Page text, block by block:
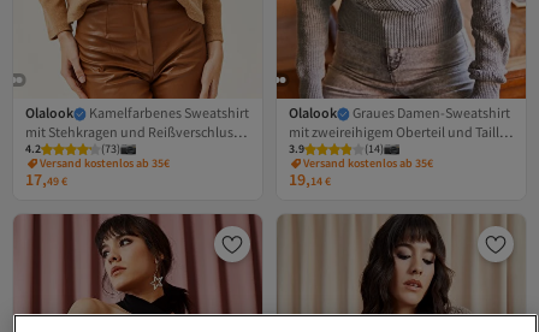
Olalook
Kamelfarbenes Sweatshirt
mit Stehkragen und Reißverschluss
für Damen
4.2 (73)
Versand kostenlos ab 35€
17,49€
Olalook
Graues Damen-Sweatshirt
mit zweireihigem Oberteil und Taille,
vorne und hinten, kurzärmelig, KZK-
19000076
3.9 (14)
Versand kostenlos ab 35€
19,14€